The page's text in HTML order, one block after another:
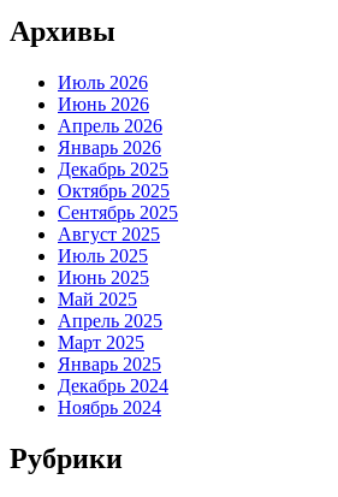
Архивы
Июль 2026
Июнь 2026
Апрель 2026
Январь 2026
Декабрь 2025
Октябрь 2025
Сентябрь 2025
Август 2025
Июль 2025
Июнь 2025
Май 2025
Апрель 2025
Март 2025
Январь 2025
Декабрь 2024
Ноябрь 2024
Рубрики